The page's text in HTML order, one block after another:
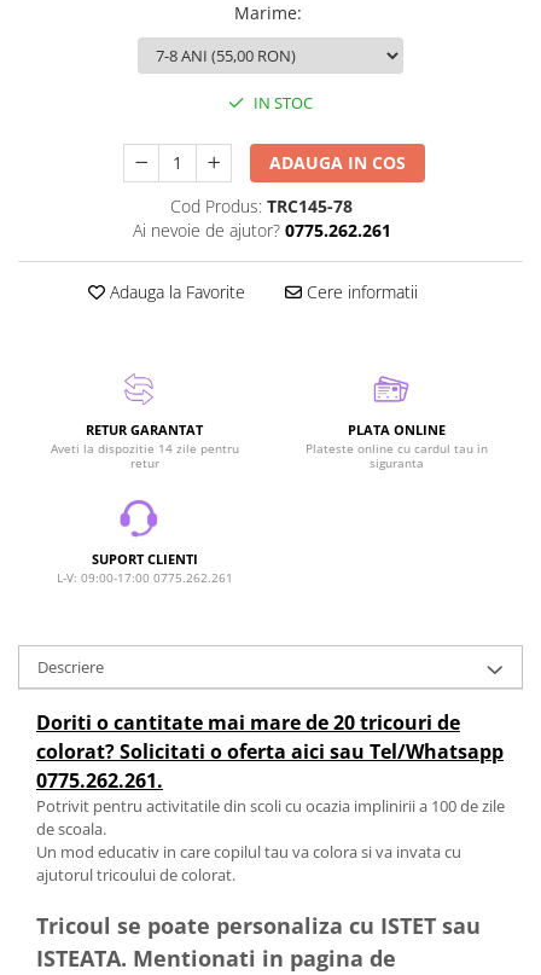
Marime:
IN STOC
ADAUGA IN COS
Cod Produs: TRC145-78
Ai nevoie de ajutor? 0775.262.261
Adauga la Favorite Cere informatii
RETUR GARANTAT
Aveti la dispozitie 14 zile pentru
retur
PLATA ONLINE
Plateste online cu cardul tau in
siguranta
SUPORT CLIENTI
L-V: 09:00-17:00 0775.262.261
Descriere
Doriti o cantitate mai mare de 20 tricouri de
colorat? Solicitati o oferta aici sau Tel/Whatsapp
0775.262.261.
Potrivit pentru activitatile din scoli cu ocazia implinirii a 100 de zile
de scoala.
Un mod educativ in care copilul tau va colora si va invata cu
ajutorul tricoului de colorat.
Tricoul se poate personaliza cu ISTET sau
ISTEATA. Mentionati in pagina de